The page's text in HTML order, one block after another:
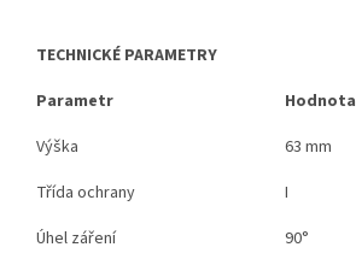
TECHNICKÉ PARAMETRY
Parametr
Hodnota
Výška
63 mm
Třída ochrany
I
Úhel záření
90°